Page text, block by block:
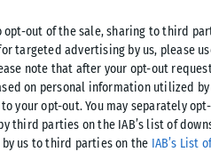
opt-out of the sale, sharing to third
targeted advertising by us, please
note that after your opt-out
on personal information utilized
your opt-out. You may separately
third parties on the IAB’s list of
by us to third parties on the IAB’s List
δοκιμασίες για
τις
προγράμματος.
Αριστεράς μοιράστηκε πως οι
«όλες τις μέρες σε ένα